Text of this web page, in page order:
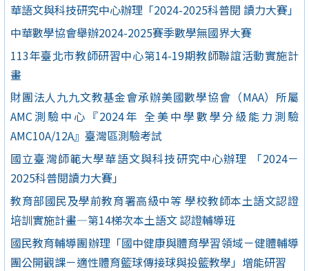
華語文與科技研究中心辦理「2024-2025科普閱 讀力大賽」
中華數學協會舉辦2024-2025賽季數學無國界大賽
113年臺北市教師研習中心第14-19期教師聯誼活動實施計
畫
財團法人九九文教基金會承辦美國數學協會（MAA）所屬
AMC測驗中心『2024年 全美中學數學分級能力測驗
AMC10A/12A』臺灣區測驗考試
國立臺灣師範大學華語文與科技研究中心辦理 「2024－
2025科普閱讀力大賽」
教育部國民及學前教育署高級中等 學校教師本土語文認證
培訓實施計畫—第14梯次本土語文 認證輔導班
國民教育輔導團辦理「國中健康與體育學習領域－健體輔導
團公開觀課－適性體育籃球傳接球與投籃教學」增能研習